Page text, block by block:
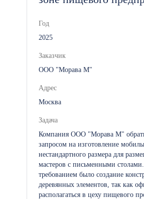
На готовый объект
Год
2025
Заказчик
ООО "Морава М"
Адрес
Москва
Задача
Компания ООО "Морава М"
запросом на изготовление
нестандартного размера для
мастеров с письменными
требованием было создание
деревянных элементов, так как
располагаться в цеху пищевого